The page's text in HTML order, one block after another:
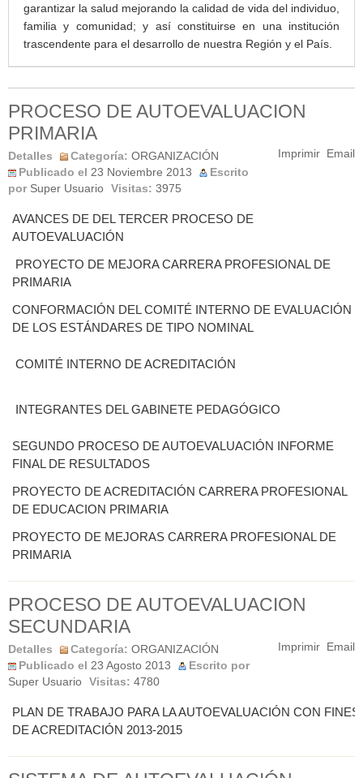
garantizar la salud mejorando la calidad de vida del individuo,
familia y comunidad; y así constituirse en una institución
trascendente para el desarrollo de nuestra Región y el País.
PROCESO DE AUTOEVALUACION
PRIMARIA
Detalles Categoría: ORGANIZACIÓN
Publicado el 23 Noviembre 2013
Escrito
por Super Usuario Visitas: 3975
Imprimir Email
AVANCES DE DEL TERCER PROCESO DE
AUTOEVALUACIÓN
PROYECTO DE MEJORA CARRERA PROFESIONAL DE
PRIMARIA
CONFORMACIÓN DEL COMITÉ INTERNO DE EVALUACIÓN
DE LOS ESTÁNDARES DE TIPO NOMINAL
COMITÉ INTERNO DE ACREDITACIÓN
INTEGRANTES DEL GABINETE PEDAGÓGICO
SEGUNDO PROCESO DE AUTOEVALUACIÓN INFORME
FINAL DE RESULTADOS
PROYECTO DE ACREDITACIÓN CARRERA PROFESIONAL
DE EDUCACION PRIMARIA
PROYECTO DE MEJORAS CARRERA PROFESIONAL DE
PRIMARIA
PROCESO DE AUTOEVALUACION
SECUNDARIA
Detalles Categoría: ORGANIZACIÓN
Publicado el 23 Agosto 2013
Escrito por
Super Usuario Visitas: 4780
Imprimir Email
PLAN DE TRABAJO PARA LA AUTOEVALUACIÓN CON FINES
DE ACREDITACIÓN 2013-2015